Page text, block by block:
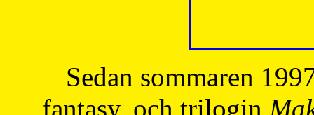
Sedan sommaren
fantasy, och trilogin